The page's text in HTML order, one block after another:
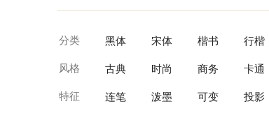
分类 黑体 宋体 楷书 行楷
创意书写 常规书写·毛笔
风格 古典 时尚 商务 卡通
柔美 温暖 近代 动感
特征 连笔 泼墨 可变 投影